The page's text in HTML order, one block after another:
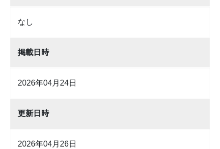
なし
掲載日時
2026年04月24日
更新日時
2026年04月26日